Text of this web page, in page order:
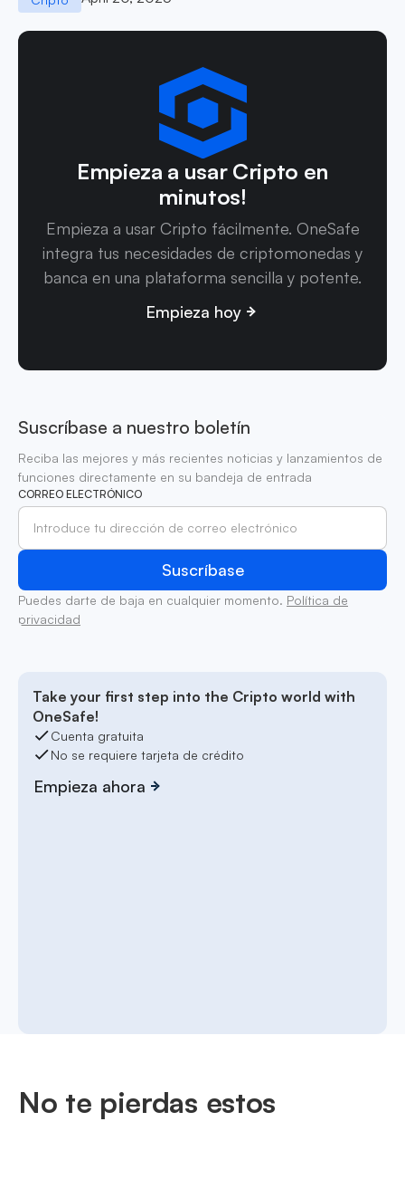
Empieza a usar Cripto en
minutos!
Empieza a usar Cripto fácilmente. OneSafe
integra tus necesidades de criptomonedas y
banca en una plataforma sencilla y potente.
Empieza hoy
Suscríbase a nuestro boletín
Reciba las mejores y más recientes noticias y lanzamientos de
funciones directamente en su bandeja de entrada
CORREO ELECTRÓNICO
Puedes darte de baja en cualquier momento. Política de
privacidad
Take your first step into the Cripto world with
OneSafe!
Cuenta gratuita
No se requiere tarjeta de crédito
Empieza ahora
No te pierdas estos